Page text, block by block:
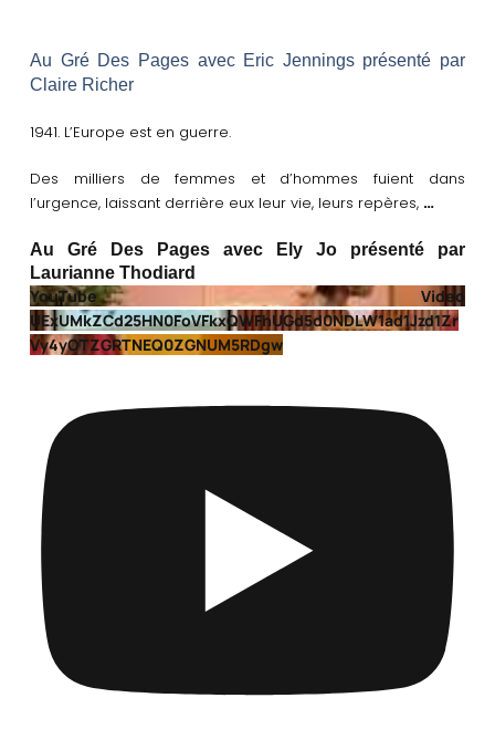
Au Gré Des Pages avec Eric Jennings présenté par
Claire Richer
1941. L’Europe est en guerre.
Des milliers de femmes et d’hommes fuient dans
l’urgence, laissant derrière eux leur vie, leurs repères, …
Au Gré Des Pages avec Ely Jo présenté par
Laurianne Thodiard
YouTube Video
UExUMkZCd25HN0FoVFkxQWFhUGd5d0NDLW1ad1Jzd1Zr
Vy4yOTZGRTNEQ0ZGNUM5RDgw